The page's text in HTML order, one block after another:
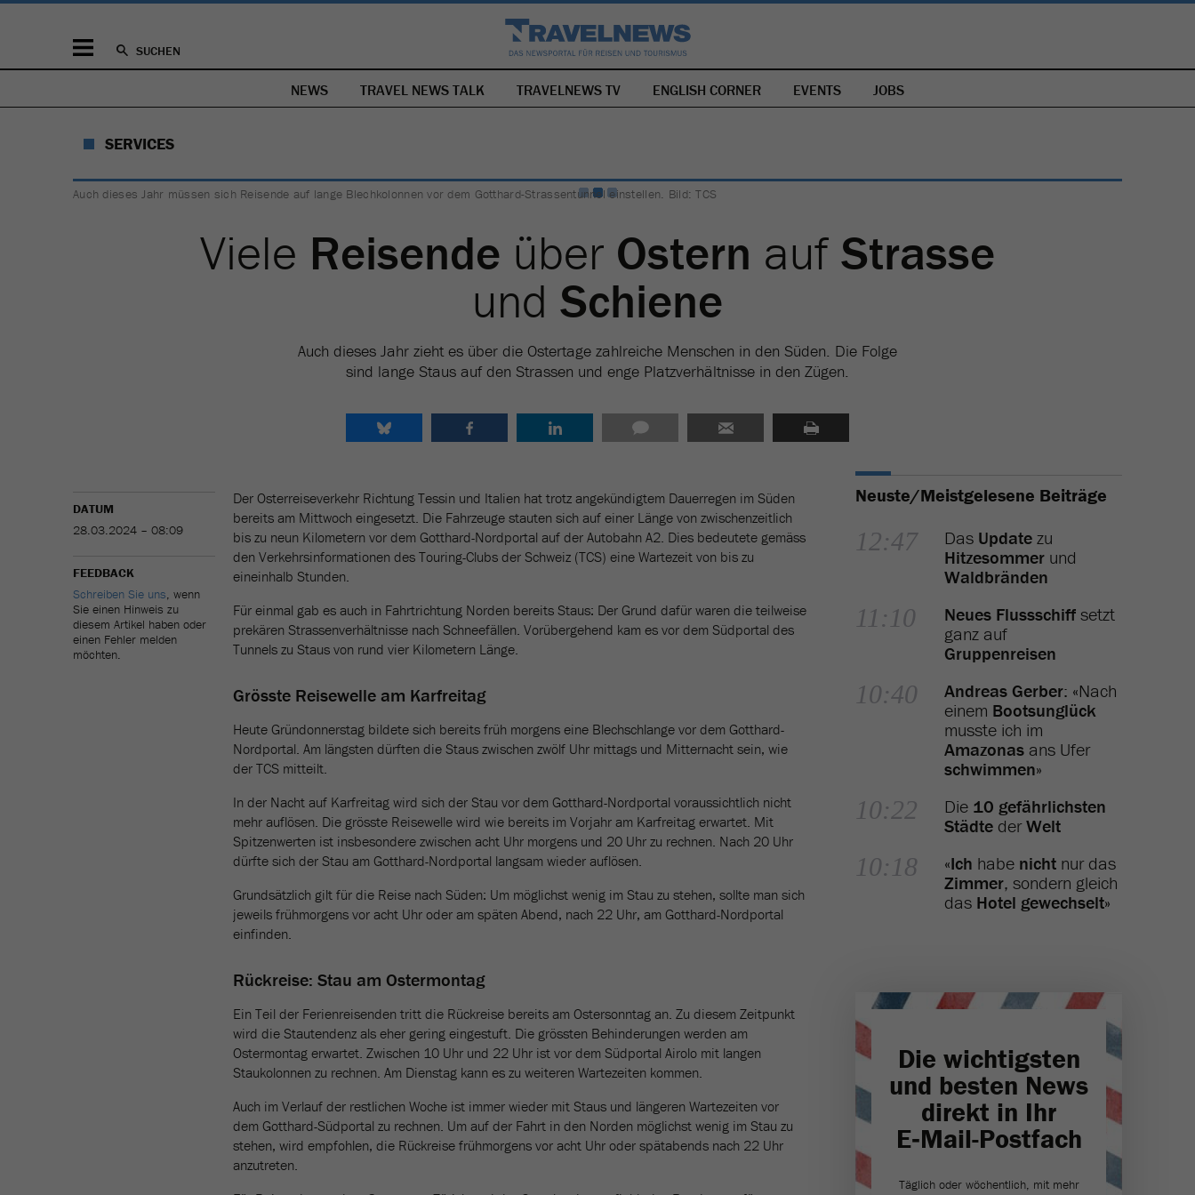
SUCHEN
NAVIGATION
ÜBERSPRINGEN
NEWS TRAVEL NEWS TALK TRAVELNEWS TV ENGLISH CORNER EVENTS JOBS
SERVICES
Auch dieses Jahr müssen sich Reisende auf lange Blechkolonnen vor dem Gotthard-Strassentunnel einstellen. Bild: TCS
Viele Reisende über Ostern auf Strasse
und Schiene
Auch dieses Jahr zieht es über die Ostertage zahlreiche Menschen in den Süden. Die Folge
sind lange Staus auf den Strassen und enge Platzverhältnisse in den Zügen.
DATUM
28.03.2024 – 08:09
FEEDBACK
Schreiben Sie uns, wenn
Sie einen Hinweis zu
diesem Artikel haben oder
einen Fehler melden
möchten.
Der Osterreiseverkehr Richtung Tessin und Italien hat trotz angekündigtem Dauerregen im Süden
bereits am Mittwoch eingesetzt. Die Fahrzeuge stauten sich auf einer Länge von zwischenzeitlich
bis zu neun Kilometern vor dem Gotthard-Nordportal auf der Autobahn A2. Dies bedeutete gemäss
den Verkehrsinformationen des Touring-Clubs der Schweiz (TCS) eine Wartezeit von bis zu
eineinhalb Stunden.
Für einmal gab es auch in Fahrtrichtung Norden bereits Staus: Der Grund dafür waren die teilweise
prekären Strassenverhältnisse nach Schneefällen. Vorübergehend kam es vor dem Südportal des
Tunnels zu Staus von rund vier Kilometern Länge.
Grösste Reisewelle am Karfreitag
Heute Gründonnerstag bildete sich bereits früh morgens eine Blechschlange vor dem Gotthard-
Nordportal. Am längsten dürften die Staus zwischen zwölf Uhr mittags und Mitternacht sein, wie
der TCS mitteilt.
In der Nacht auf Karfreitag wird sich der Stau vor dem Gotthard-Nordportal voraussichtlich nicht
mehr auflösen. Die grösste Reisewelle wird wie bereits im Vorjahr am Karfreitag erwartet. Mit
Spitzenwerten ist insbesondere zwischen acht Uhr morgens und 20 Uhr zu rechnen. Nach 20 Uhr
dürfte sich der Stau am Gotthard-Nordportal langsam wieder auflösen.
Grundsätzlich gilt für die Reise nach Süden: Um möglichst wenig im Stau zu stehen, sollte man sich
jeweils frühmorgens vor acht Uhr oder am späten Abend, nach 22 Uhr, am Gotthard-Nordportal
einfinden.
Rückreise: Stau am Ostermontag
Ein Teil der Ferienreisenden tritt die Rückreise bereits am Ostersonntag an. Zu diesem Zeitpunkt
wird die Stautendenz als eher gering eingestuft. Die grössten Behinderungen werden am
Ostermontag erwartet. Zwischen 10 Uhr und 22 Uhr ist vor dem Südportal Airolo mit langen
Staukolonnen zu rechnen. Am Dienstag kann es zu weiteren Wartezeiten kommen.
Auch im Verlauf der restlichen Woche ist immer wieder mit Staus und längeren Wartezeiten vor
dem Gotthard-Südportal zu rechnen. Um auf der Fahrt in den Norden möglichst wenig im Stau zu
stehen, wird empfohlen, die Rückreise frühmorgens vor acht Uhr oder spätabends nach 22 Uhr
anzutreten.
Neuste/Meistgelesene Beiträge
12:47 Das Update zu
Hitzesommer und
Waldbränden
11:10 Neues Flussschiff setzt
ganz auf
Gruppenreisen
10:40 Andreas Gerber: «Nach
einem Bootsunglück
musste ich im
Amazonas ans Ufer
schwimmen»
10:22 Die 10 gefährlichsten
Städte derWelt
10:18 «Ich habe nicht nur das
Zimmer, sondern gleich
das Hotel gewechselt»
Die wichtigsten
und besten News
direkt in Ihr
E‑Mail-Postfach
Täglich oder wöchentlich, mit mehr